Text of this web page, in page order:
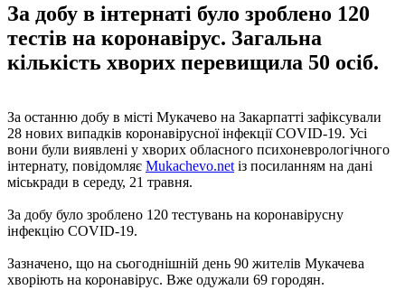
За добу в інтернаті було зроблено 120
тестів на коронавірус. Загальна
кількість хворих перевищила 50 осіб.
За останню добу в місті Мукачево на Закарпатті зафіксували
28 нових випадків коронавірусної інфекції COVID-19. Усі
вони були виявлені у хворих обласного психоневрологічного
інтернату, повідомляє Mukachevo.net із посиланням на дані
міськради в середу, 21 травня.
За добу було зроблено 120 тестувань на коронавірусну
інфекцію COVID-19.
Зазначено, що на сьогоднішній день 90 жителів Мукачева
хворіють на коронавірус. Вже одужали 69 городян.